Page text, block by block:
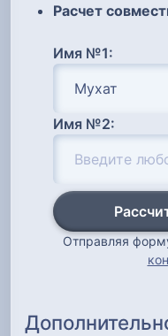
Расчет
Имя №1:
Имя №2:
Отправляя